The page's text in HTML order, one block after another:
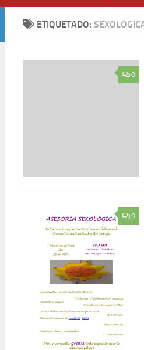
ETIQUETADO:
0
0